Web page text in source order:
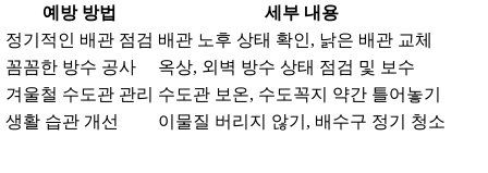
예방 방법
세부 내용
정기적인 배관 점검 배관 노후 상태 확인, 낡은 배관 교체
꼼꼼한 방수 공사
옥상, 외벽 방수 상태 점검 및 보수
겨울철 수도관 관리 수도관 보온, 수도꼭지 약간 틀어놓기
생활 습관 개선
이물질 버리지 않기, 배수구 정기 청소